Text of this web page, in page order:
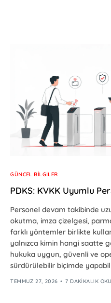
GÜNCEL BILGILER
PDKS: KVKK Uyumlu
Personel devam takibinde
okutma, imza çizelgesi,
farklı yöntemler birlikte
yalnızca kimin hangi saatte
hukuka uygun, güvenli ve
sürdürülebilir biçimde
TEMMUZ 27, 2026 7 DAKIKALIK